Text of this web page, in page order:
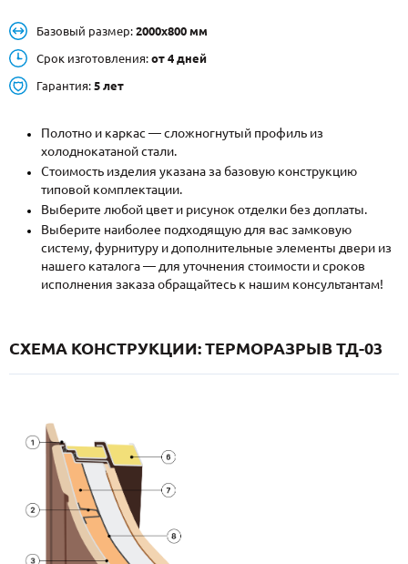
НАЙТИ:
INFO@META-M.RU
ЗАПРОСИТЬ РАСЧЕТ
Каталог
Записаться на замер
Базовый размер: 2000х800 мм
Срок изготовления: от 4 дней
Гарантия: 5 лет
Полотно и каркас — сложногнутый профиль из
холоднокатаной стали.
Стоимость изделия указана за базовую конструкцию
типовой комплектации.
Выберите любой цвет и рисунок отделки без доплаты.
Выберите наиболее подходящую для вас замковую
систему, фурнитуру и дополнительные элементы двери из
нашего каталога — для уточнения стоимости и сроков
исполнения заказа обращайтесь к нашим консультантам!
СХЕМА КОНСТРУКЦИИ: ТЕРМОРАЗРЫВ ТД-03